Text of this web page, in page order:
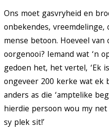
Ons moet gasvryheid en
onbekendes, vreemdelinge,
mense betoon. Hoeveel
oorgenooi? Iemand wat ‘n
gedoen het, het vertel, ‘Ek
ongeveer 200 kerke wat ek
anders as die ‘amptelike
hierdie persoon wou my
sy plek sit!’